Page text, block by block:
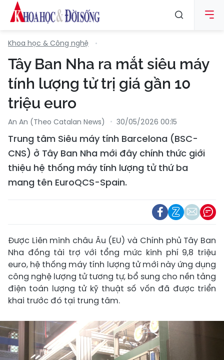
Khoa học & Công nghệ
Tây Ban Nha ra mắt siêu máy
tính lượng tử trị giá gần 10
triệu euro
An An (Theo Catalan News) 30/05/2026 00:15
Trung tâm Siêu máy tính Barcelona (BSC-
CNS) ở Tây Ban Nha mới đây chính thức giới
thiệu hệ thống máy tính lượng tử thứ ba
mang tên EuroQCS-Spain.
Được Liên minh châu Âu (EU) và Chính phủ Tây Ban
Nha đồng tài trợ với tổng mức kinh phí 9,8 triệu
euro, hệ thống máy tính lượng tử mới này ứng dụng
công nghệ lượng tử tương tự, bổ sung cho nền tảng
điện toán lượng tử kỹ thuật số vốn đã được triển
khai trước đó tại trung tâm.